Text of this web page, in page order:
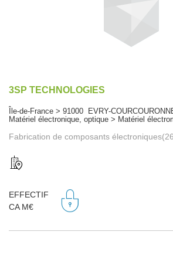
3SP TECHNOLOGIES
Île-de-France > 91000 EVRY-
Matériel électronique, optique > Matériel
Fabrication de composants
EFFECTIF
CA M€